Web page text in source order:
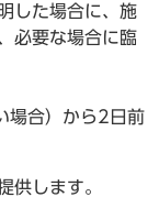
した場合に、施
必要な場合に臨
場合）から2日前
供します。